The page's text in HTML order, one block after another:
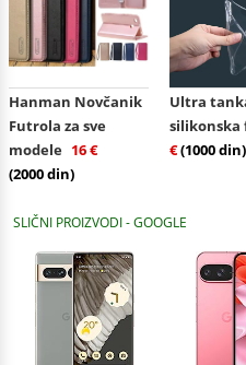
Hanman Novčanik
Futrola za sve
modele 16 €
(2000 din)
Ultra
€(1000 din)
SLIČNI PROIZVODI - GOOGLE